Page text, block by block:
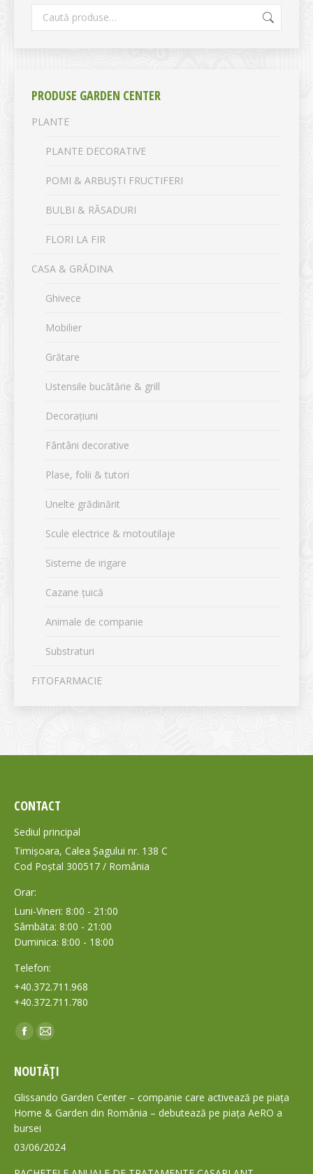
PRODUSE GARDEN CENTER
PLANTE
PLANTE DECORATIVE
POMI & ARBUȘTI FRUCTIFERI
BULBI & RĂSADURI
FLORI LA FIR
CASA & GRĂDINA
Ghivece
Mobilier
Grătare
Ustensile bucătărie & grill
Decorațiuni
Fântâni decorative
Plase, folii & tutori
Unelte grădinărit
Scule electrice & motoutilaje
Sisteme de irigare
Cazane țuică
Animale de companie
Substraturi
FITOFARMACIE
CONTACT
Sediul principal
Timișoara, Calea Șagului nr. 138 C
Cod Poștal 300517 / România
Orar:
Luni-Vineri: 8:00 - 21:00
Sâmbăta: 8:00 - 21:00
Duminica: 8:00 - 18:00
Telefon:
+40.372.711.968
+40.372.711.780
Find us on:
Facebook
opens
in
new
window
Mail
opens
in
new
NOUTĂȚI
Glissando Garden Center – companie care activează pe piața
Home & Garden din România – debutează pe piața AeRO a
bursei
03/06/2024